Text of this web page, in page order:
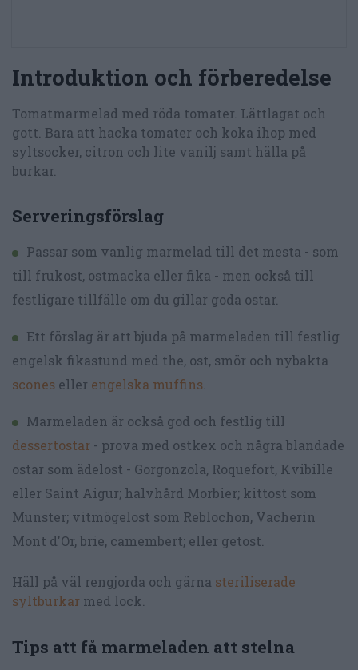
Introduktion och förberedelse
Tomatmarmelad med röda tomater. Lättlagat och
gott. Bara att hacka tomater och koka ihop med
syltsocker, citron och lite vanilj samt hälla på
burkar.
Serveringsförslag
Passar som vanlig marmelad till det mesta - som
till frukost, ostmacka eller fika - men också till
festligare tillfälle om du gillar goda ostar.
Ett förslag är att bjuda på marmeladen till festlig
engelsk fikastund med the, ost, smör och nybakta
scones eller engelska muffins.
Marmeladen är också god och festlig till
dessertostar - prova med ostkex och några blandade
ostar som ädelost - Gorgonzola, Roquefort, Kvibille
eller Saint Aigur; halvhård Morbier; kittost som
Munster; vitmögelost som Reblochon, Vacherin
Mont d'Or, brie, camembert; eller getost.
Häll på väl rengjorda och gärna steriliserade
syltburkar med lock.
Tips att få marmeladen att stelna